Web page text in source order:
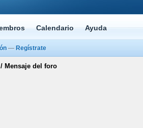
Calendario Ayuda
— Regístrate
/ Mensaje del foro